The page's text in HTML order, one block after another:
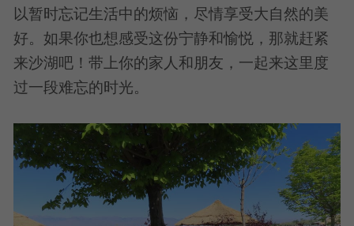
以暂时忘记生活中的烦恼，尽情享受大自然的美
好。如果你也想感受这份宁静和愉悦，那就赶紧
来沙湖吧！带上你的家人和朋友，一起来这里度
过一段难忘的时光。